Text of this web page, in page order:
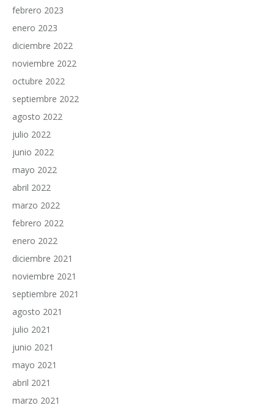
febrero 2023
enero 2023
diciembre 2022
noviembre 2022
octubre 2022
septiembre 2022
agosto 2022
julio 2022
junio 2022
mayo 2022
abril 2022
marzo 2022
febrero 2022
enero 2022
diciembre 2021
noviembre 2021
septiembre 2021
agosto 2021
julio 2021
junio 2021
mayo 2021
abril 2021
marzo 2021